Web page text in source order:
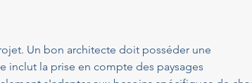
Un bon architecte doit posséder une
inclut la prise en compte des paysages